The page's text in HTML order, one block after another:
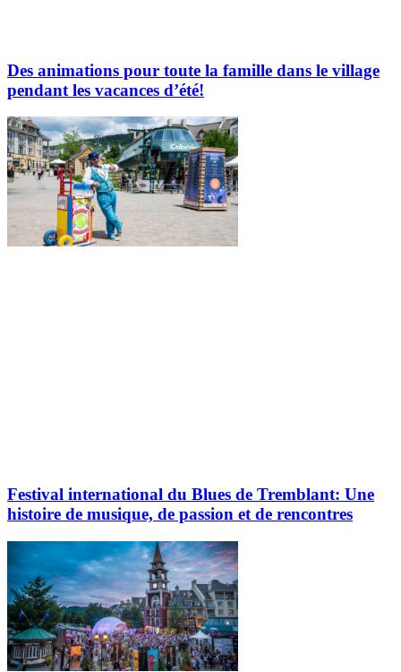
Des animations pour toute la famille dans le village
pendant les vacances d’été!
Festival international du Blues de Tremblant: Une
histoire de musique, de passion et de rencontres